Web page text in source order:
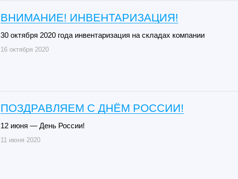
ВНИМАНИЕ! ИНВЕНТАРИЗАЦИЯ!
30 октября 2020 года инвентаризация на складах компании
16 октября 2020
ПОЗДРАВЛЯЕМ С ДНЁМ РОССИИ!
12 июня — День России!
11 июня 2020